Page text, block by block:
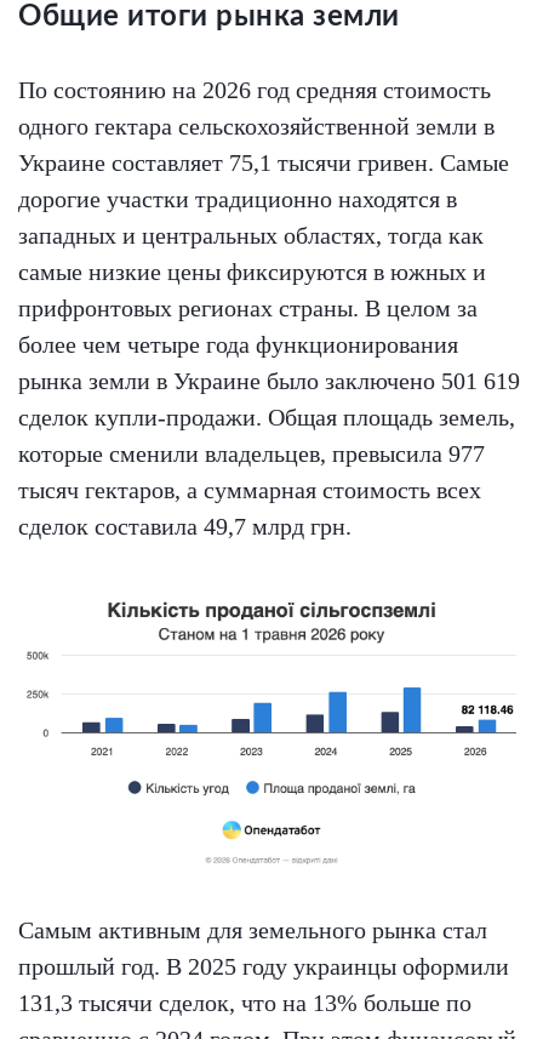
Общие итоги рынка земли
По состоянию на 2026 год средняя стоимость
одного гектара сельскохозяйственной земли в
Украине составляет 75,1 тысячи гривен. Самые
дорогие участки традиционно находятся в
западных и центральных областях, тогда как
самые низкие цены фиксируются в южных и
прифронтовых регионах страны. В целом за
более чем четыре года функционирования
рынка земли в Украине было заключено 501 619
сделок купли-продажи. Общая площадь земель,
которые сменили владельцев, превысила 977
тысяч гектаров, а суммарная стоимость всех
сделок составила 49,7 млрд грн.
Самым активным для земельного рынка стал
прошлый год. В 2025 году украинцы оформили
131,3 тысячи сделок, что на 13% больше по